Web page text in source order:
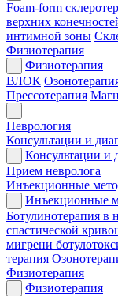
Foam-form
верхних
интимной зоны
Физиотерапия
Физиотерапия
ВЛОК
Прессотерапия
Неврология
Консультации и
Консультации и
Прием невролога
Инъекционные
Инъекционные
Ботулинотерапия в
спастической
мигрени
терапия
Физиотерапия
Физиотерапия